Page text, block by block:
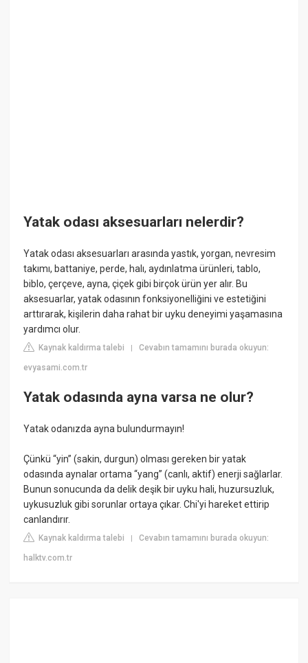
Yatak odası aksesuarları nelerdir?
Yatak odası aksesuarları arasında yastık, yorgan, nevresim
takımı, battaniye, perde, halı, aydınlatma ürünleri, tablo,
biblo, çerçeve, ayna, çiçek gibi birçok ürün yer alır. Bu
aksesuarlar, yatak odasının fonksiyonelliğini ve estetiğini
arttırarak, kişilerin daha rahat bir uyku deneyimi yaşamasına
yardımcı olur.
Kaynak kaldırma talebi |Cevabın tamamını burada okuyun:
evyasami.com.tr
Yatak odasında ayna varsa ne olur?
Yatak odanızda ayna bulundurmayın!
Çünkü “yin” (sakin, durgun) olması gereken bir yatak
odasında aynalar ortama “yang” (canlı, aktif) enerji sağlarlar.
Bunun sonucunda da delik deşik bir uyku hali, huzursuzluk,
uykusuzluk gibi sorunlar ortaya çıkar. Chi'yi hareket ettirip
canlandırır.
Kaynak kaldırma talebi |Cevabın tamamını burada okuyun:
halktv.com.tr